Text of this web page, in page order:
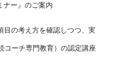
ナー』のご案内
目の考え方を確認しつつ、実
コーチ専門教育）の認定講座